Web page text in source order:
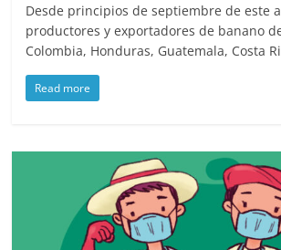
Desde principios de septiembre de este
productores y exportadores de banano
Colombia, Honduras, Guatemala, Costa
Read more